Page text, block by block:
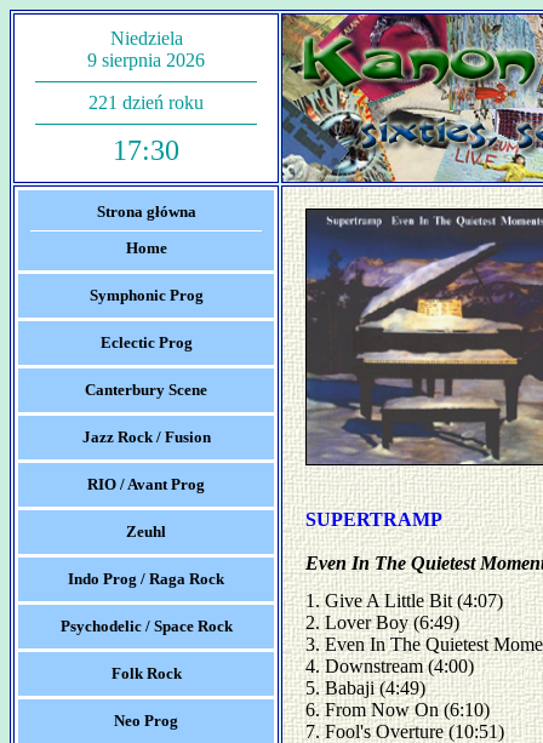
Niedziela
9 sierpnia 2026
221 dzień roku
17:30
Strona główna
Home
Symphonic Prog
Eclectic Prog
Canterbury Scene
Jazz Rock / Fusion
RIO / Avant Prog
Zeuhl
Indo Prog / Raga Rock
Psychodelic / Space Rock
Folk Rock
Neo Prog
SUPERTRAMP
Even In The Quietest
1. Give A Little Bit (4:07)
2. Lover Boy (6:49)
3. Even In The Quietest
4. Downstream (4:00)
5. Babaji (4:49)
6. From Now On (6:10)
7. Fool's Overture (10:51)